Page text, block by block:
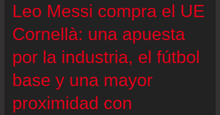
final
Leo Messi compra el UE
Cornellà: una apuesta
por la industria, el fútbol
base y una mayor
proximidad con